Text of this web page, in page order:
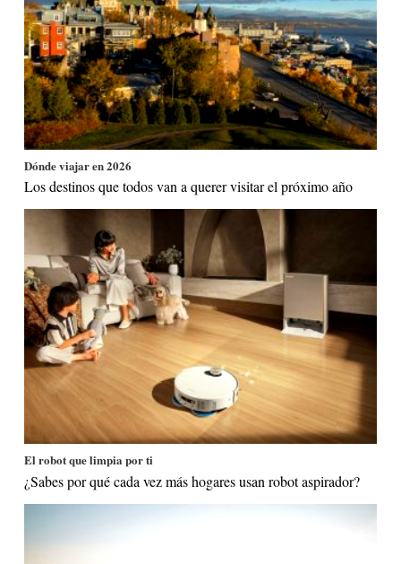
Dónde viajar en 2026
Los destinos que todos van a querer visitar el próximo año
El robot que limpia por ti
¿Sabes por qué cada vez más hogares usan robot aspirador?